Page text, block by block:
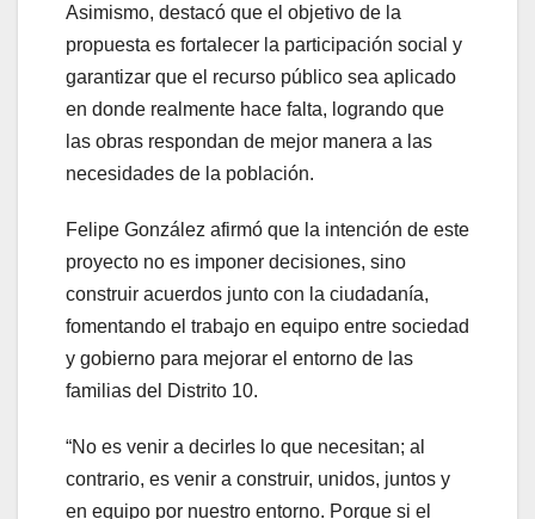
Asimismo, destacó que el objetivo de la
propuesta es fortalecer la participación social y
garantizar que el recurso público sea aplicado
en donde realmente hace falta, logrando que
las obras respondan de mejor manera a las
necesidades de la población.
Felipe González afirmó que la intención de este
proyecto no es imponer decisiones, sino
construir acuerdos junto con la ciudadanía,
fomentando el trabajo en equipo entre sociedad
y gobierno para mejorar el entorno de las
familias del Distrito 10.
“No es venir a decirles lo que necesitan; al
contrario, es venir a construir, unidos, juntos y
en equipo por nuestro entorno. Porque si el